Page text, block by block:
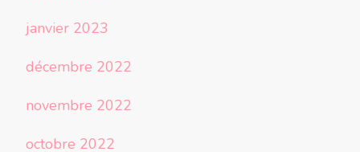
janvier 2023
décembre 2022
novembre 2022
octobre 2022